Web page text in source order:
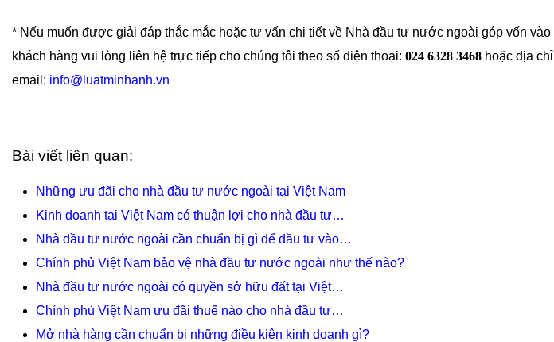
* Nếu muốn được giải đáp thắc mắc hoặc tư vấn chi tiết về Nhà đầu tư nước ngoài góp vốn vào
khách hàng vui lòng liên hệ trực tiếp cho chúng tôi theo số điện thoại: 024 6328 3468 hoặc địa chỉ
email: info@luatminhanh.vn
Bài viết liên quan:
Những ưu đãi cho nhà đầu tư nước ngoài tại Việt Nam
Kinh doanh tại Việt Nam có thuận lợi cho nhà đầu tư…
Nhà đầu tư nước ngoài cần chuẩn bị gì để đầu tư vào…
Chính phủ Việt Nam bảo vệ nhà đầu tư nước ngoài như thế nào?
Nhà đầu tư nước ngoài có quyền sở hữu đất tại Việt…
Chính phủ Việt Nam ưu đãi thuế nào cho nhà đầu tư…
Mở nhà hàng cần chuẩn bị những điều kiện kinh doanh gì?